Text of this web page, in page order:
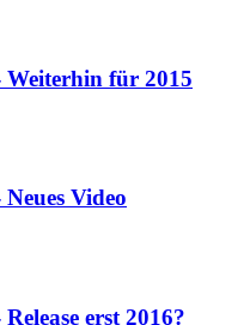
für 2015
Video
erst 2016?